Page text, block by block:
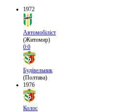
1972
Автомобіліст
(Житомир)
0:0
Будівельник
(Полтава)
1976
Колос